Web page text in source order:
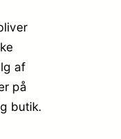
af
på
butik.